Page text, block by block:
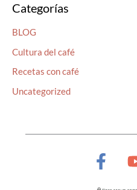
Categorías
BLOG
Cultura del café
Recetas con café
Uncategorized